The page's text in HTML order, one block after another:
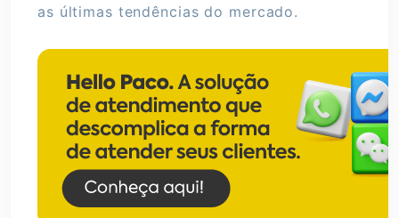
as últimas tendências do mercado.